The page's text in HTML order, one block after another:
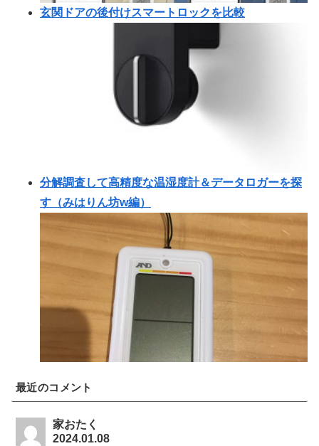
玄関ドアの後付けスマートロックを比較
分解調査して高精度な温湿度計＆データロガーを探
す（みはりん坊w編）
最近のコメント
家おたく
2024.01.08